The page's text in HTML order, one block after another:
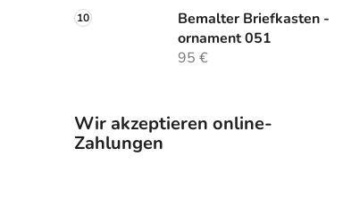
Bemalter Briefkasten -
ornament 051
95 €
Wir akzeptieren online-
Zahlungen